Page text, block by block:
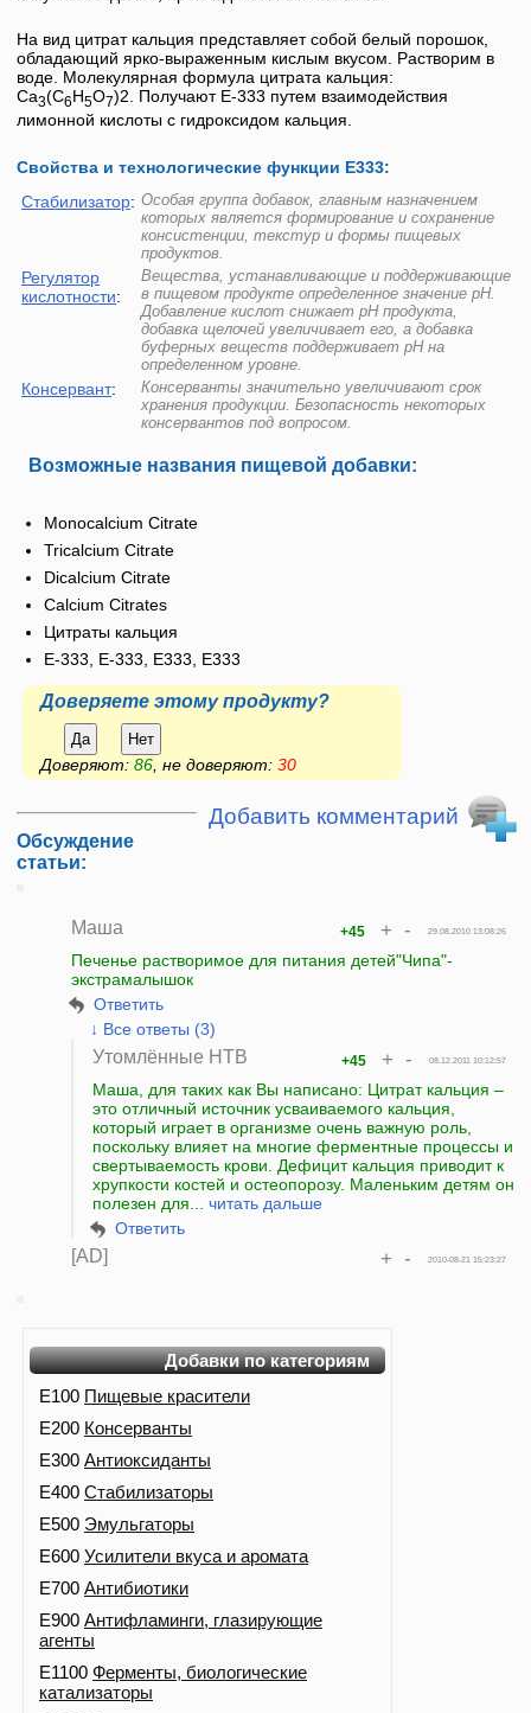
На вид цитрат кальция представляет собой белый порошок,
обладающий ярко-выраженным кислым вкусом. Растворим в
воде. Молекулярная формула цитрата кальция:
Ca3(C6H5O7)2. Получают Е-333 путем взаимодействия
лимонной кислоты с гидроксидом кальция.
Свойства и технологические функции Е333:
Стабилизатор: Особая группа добавок, главным назначением
которых является формирование и сохранение
консистенции, текстур и формы пищевых
продуктов.
Регулятор
кислотности:
Вещества, устанавливающие и поддерживающие
в пищевом продукте определенное значение pH.
Добавление кислот снижает pH продукта,
добавка щелочей увеличивает его, а добавка
буферных веществ поддерживает pH на
определенном уровне.
Консервант:
Консерванты значительно увеличивают срок
хранения продукции. Безопасность некоторых
консервантов под вопросом.
Возможные названия пищевой добавки:
Monocalcium Citrate
Tricalcium Citrate
Dicalcium Citrate
Calcium Citrates
Цитраты кальция
E-333, Е-333, Е333, E333
Доверяете этому продукту?
Да Нет
Доверяют: 86 , не доверяют: 30
Добавить комментарий
Обсуждение
статьи:
Маша 29.08.2010 13:08:26
+45 + -
Печенье растворимое для питания детей"Чипа"-
экстрамалышок
Ответить
↓ Все ответы (3)
Утомлённые НТВ 08.12.2011 10:12:57
+45 + -
Маша, для таких как Вы написано: Цитрат кальция –
это отличный источник усваиваемого кальция,
который играет в организме очень важную роль,
поскольку влияет на многие ферментные процессы и
свертываемость крови. Дефицит кальция приводит к
хрупкости костей и остеопорозу. Маленьким детям он
полезен для... читать дальше
Ответить
[AD] 2010-08-21 15:23:27
+ -
Добавки по категориям
E100 Пищевые красители
E200 Консерванты
E300 Антиоксиданты
E400 Стабилизаторы
E500 Эмульгаторы
E600 Усилители вкуса и аромата
E700 Антибиотики
E900 Антифламинги, глазирующие
агенты
E1100 Ферменты, биологические
катализаторы